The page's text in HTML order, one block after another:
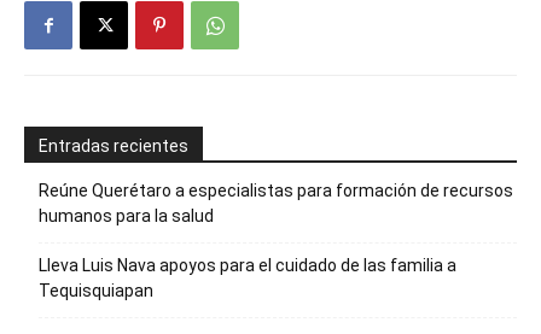
Entradas recientes
Reúne Querétaro a especialistas para formación de recursos
humanos para la salud
Lleva Luis Nava apoyos para el cuidado de las familia a
Tequisquiapan